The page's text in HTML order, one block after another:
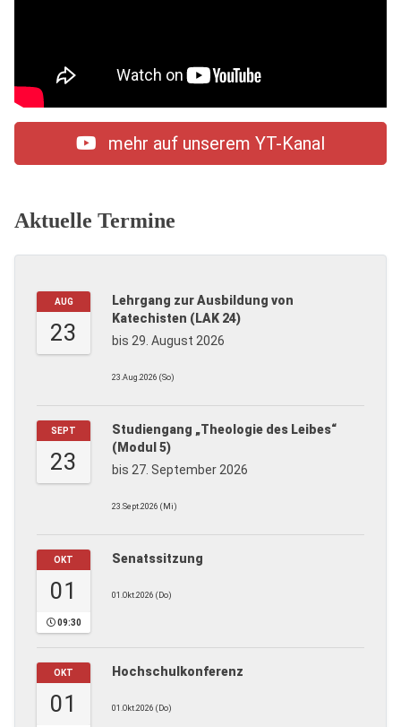
mehr auf unserem YT-Kanal
Aktuelle Termine
AUG
23
Lehrgang zur Ausbildung von
Katechisten (LAK 24)
bis 29. August 2026
23.Aug.2026 (So)
SEPT
23
Studiengang „Theologie des Leibes“
(Modul 5)
bis 27. September 2026
23.Sept.2026 (Mi)
OKT
01
09:30
Senatssitzung
01.Okt.2026 (Do)
OKT
01
Hochschulkonferenz
01.Okt.2026 (Do)